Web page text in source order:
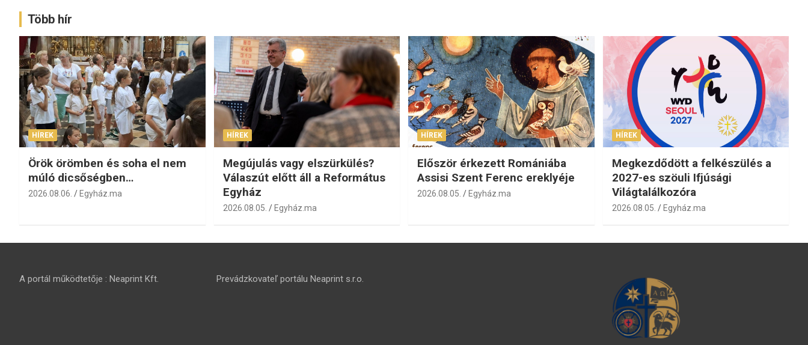
Több hír
HÍREK
Örök örömben és soha el nem
múló dicsőségben…
2026.08.06. Egyház.ma
HÍREK
Megújulás vagy elszürkülés?
Válaszút előtt áll a Református
Egyház
2026.08.05. Egyház.ma
HÍREK
Először érkezett Romániába
Assisi Szent Ferenc ereklyéje
2026.08.05. Egyház.ma
HÍREK
Megkezdődött a felkészülés a
2027-es szöuli Ifjúsági
Világtalálkozóra
2026.08.05. Egyház.ma
A portál működtetője : Neaprint Kft. Prevádzkovateľ portálu Neaprint s.r.o.